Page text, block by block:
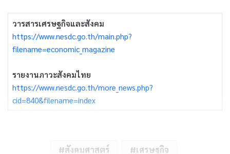
วารสารเศรษฐกิจและสังคม
https://www.nesdc.go.th/main.php?
filename=economic_magazine
รายงานภาวะสังคมไทย
https://www.nesdc.go.th/more_news.php?
cid=840&filename=index
สังคมศาสตร์ เศรษฐกิจ